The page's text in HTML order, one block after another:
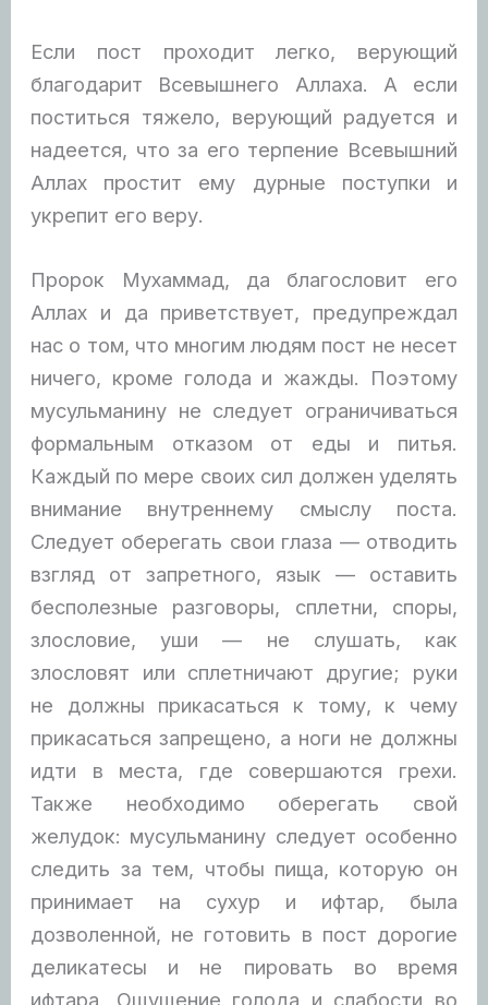
Если пост проходит легко, верующий
благодарит Всевышнего Аллаха. А если
поститься тяжело, верующий радуется и
надеется, что за его терпение Всевышний
Аллах простит ему дурные поступки и
укрепит его веру.
Пророк Мухаммад, да благословит его
Аллах и да приветствует, предупреждал
нас о том, что многим людям пост не несет
ничего, кроме голода и жажды. Поэтому
мусульманину не следует ограничиваться
формальным отказом от еды и питья.
Каждый по мере своих сил должен уделять
внимание внутреннему смыслу поста.
Следует оберегать свои глаза — отводить
взгляд от запретного, язык — оставить
бесполезные разговоры, сплетни, споры,
злословие, уши — не слушать, как
злословят или сплетничают другие; руки
не должны прикасаться к тому, к чему
прикасаться запрещено, а ноги не должны
идти в места, где совершаются грехи.
Также необходимо оберегать свой
желудок: мусульманину следует особенно
следить за тем, чтобы пища, которую он
принимает на сухур и ифтар, была
дозволенной, не готовить в пост дорогие
деликатесы и не пировать во время
ифтара. Ощущение голода и слабости во